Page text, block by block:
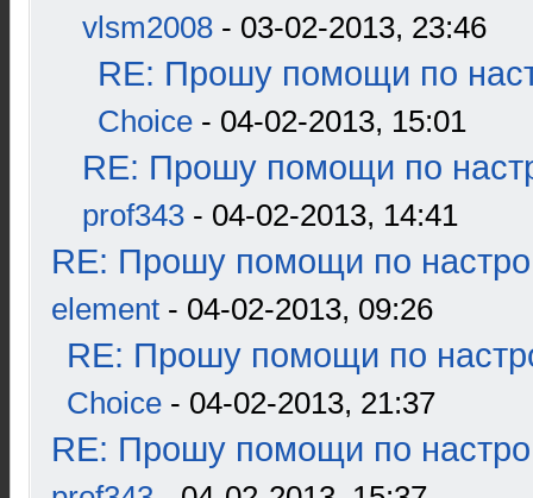
vlsm2008 - 03-02-2013, 23:46
RE: Прошу помощи по
Choice - 04-02-2013, 15:01
RE: Прошу помощи по
prof343 - 04-02-2013, 14:41
RE: Прошу помощи по
element - 04-02-2013, 09:26
RE: Прошу помощи по
Choice - 04-02-2013, 21:37
RE: Прошу помощи по